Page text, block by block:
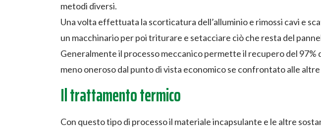
metodi diversi.
Una volta effettuata la scorticatura dell’alluminio e rimossi cavi e
un macchinario per poi triturare e setacciare ciò che resta del
Generalmente il processo meccanico permette il recupero del
meno oneroso dal punto di vista economico se confrontato alle
Il trattamento termico
Con questo tipo di processo il materiale incapsulante e le altre